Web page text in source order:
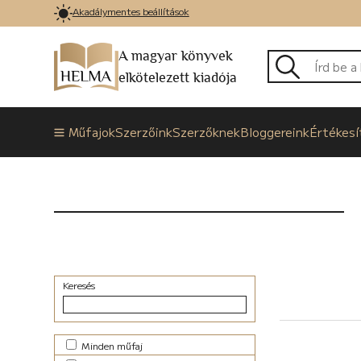
Akadálymentes beállítások
A magyar könyvek
elkötelezett kiadója
MűfajokSzerzőinkSzerzőknekBloggereink
Keresés
Minden műfaj